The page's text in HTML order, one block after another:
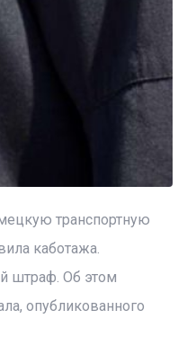
транспортную
каботажа.
штраф. Об этом
опубликованного